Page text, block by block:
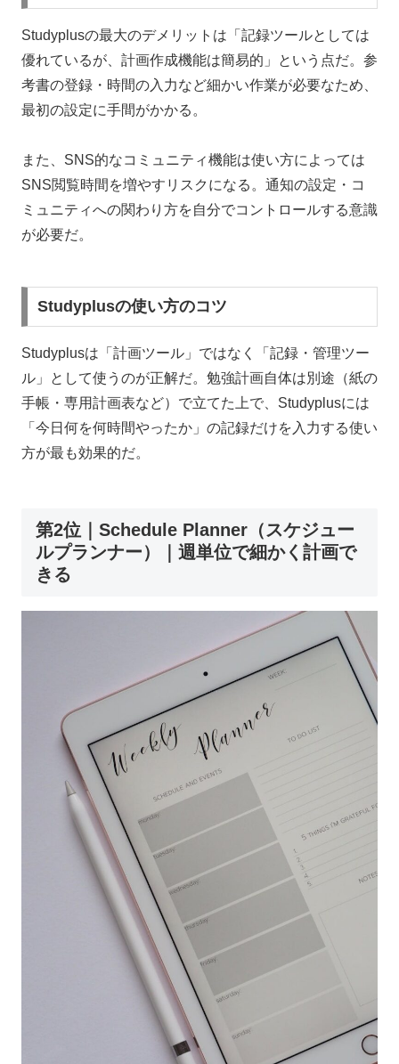
Studyplusの最大のデメリットは「記録ツールとしては
優れているが、計画作成機能は簡易的」という点だ。参
考書の登録・時間の入力など細かい作業が必要なため、
最初の設定に手間がかかる。
また、SNS的なコミュニティ機能は使い方によっては
SNS閲覧時間を増やすリスクになる。通知の設定・コ
ミュニティへの関わり方を自分でコントロールする意識
が必要だ。
Studyplusの使い方のコツ
Studyplusは「計画ツール」ではなく「記録・管理ツー
ル」として使うのが正解だ。勉強計画自体は別途（紙の
手帳・専用計画表など）で立てた上で、Studyplusには
「今日何を何時間やったか」の記録だけを入力する使い
方が最も効果的だ。
第2位｜Schedule Planner（スケジュー
ルプランナー）｜週単位で細かく計画で
きる